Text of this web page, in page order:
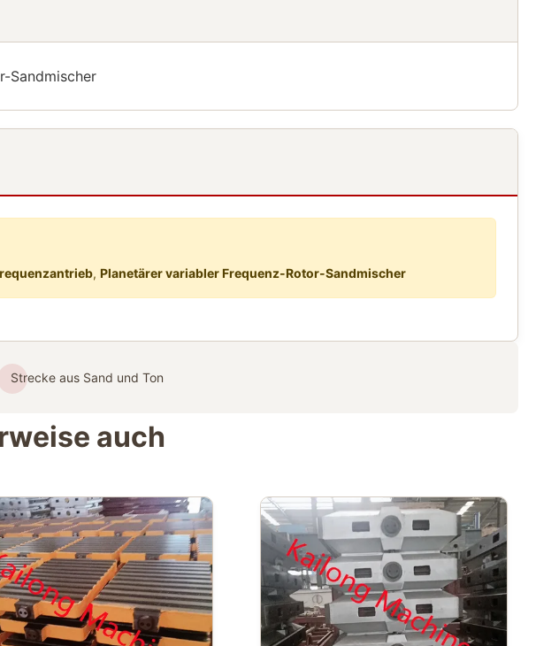
Sandmischer
, Planetärer variabler Frequenz-Rotor-Sandmischer
Strecke aus Sand und Ton
auch